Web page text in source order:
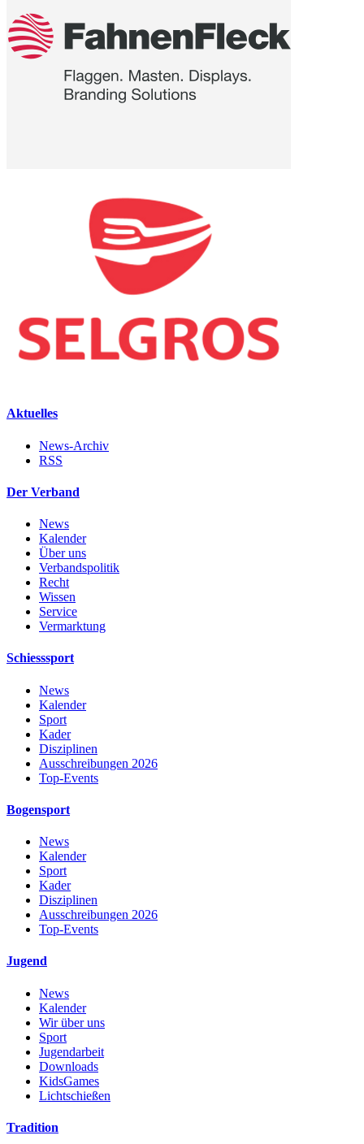
Aktuelles
News-Archiv
RSS
Der Verband
News
Kalender
Über uns
Verbandspolitik
Recht
Wissen
Service
Vermarktung
Schiesssport
News
Kalender
Sport
Kader
Disziplinen
Ausschreibungen 2026
Top-Events
Bogensport
News
Kalender
Sport
Kader
Disziplinen
Ausschreibungen 2026
Top-Events
Jugend
News
Kalender
Wir über uns
Sport
Jugendarbeit
Downloads
KidsGames
Lichtschießen
Tradition